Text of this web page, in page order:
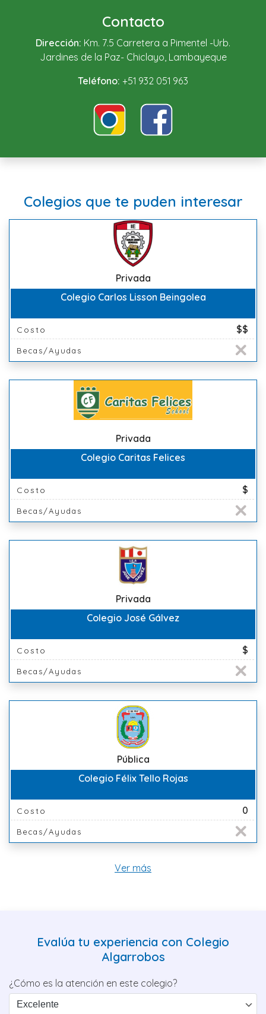
Contacto
Dirección: Km. 7.5 Carretera a Pimentel -Urb.
Jardines de la Paz- Chiclayo, Lambayeque
Teléfono: +51 932 051 963
Colegios que te puden interesar
Privada
Colegio Carlos Lisson Beingolea
Costo $$
Becas/Ayudas
Privada
Colegio Caritas Felices
Costo $
Becas/Ayudas
Privada
Colegio José Gálvez
Costo $
Becas/Ayudas
Pública
Colegio Félix Tello Rojas
Costo 0
Becas/Ayudas
Ver más
Evalúa tu experiencia con Colegio
Algarrobos
¿Cómo es la atención en este colegio?